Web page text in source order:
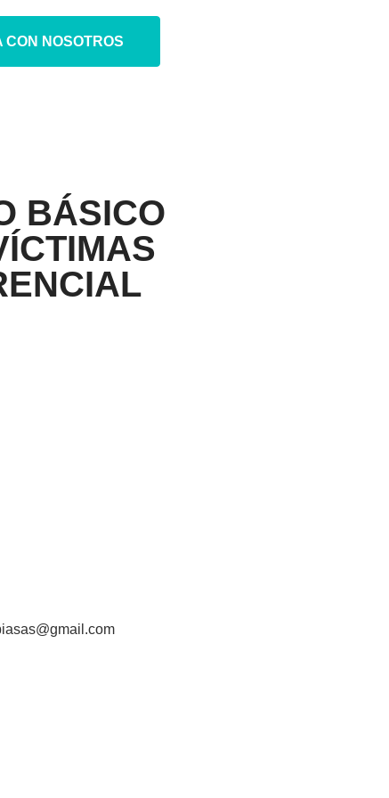
CON NOSOTROS
BÁSICO